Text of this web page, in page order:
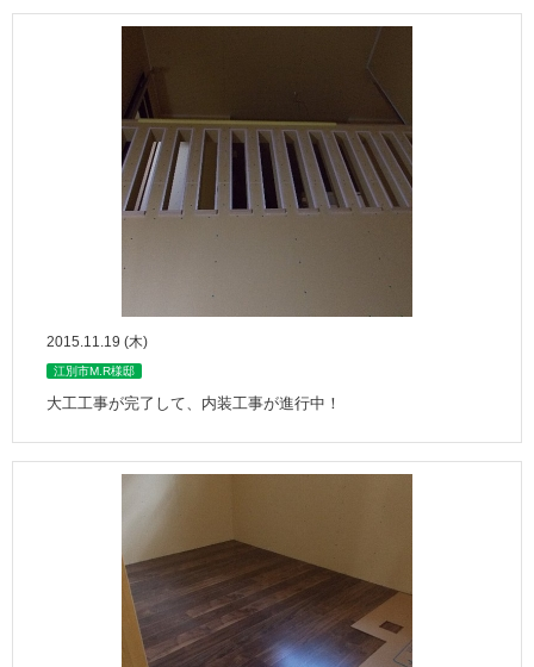
2015.11.19 (木)
江別市M.R様邸
大工工事が完了して、内装工事が進行中！